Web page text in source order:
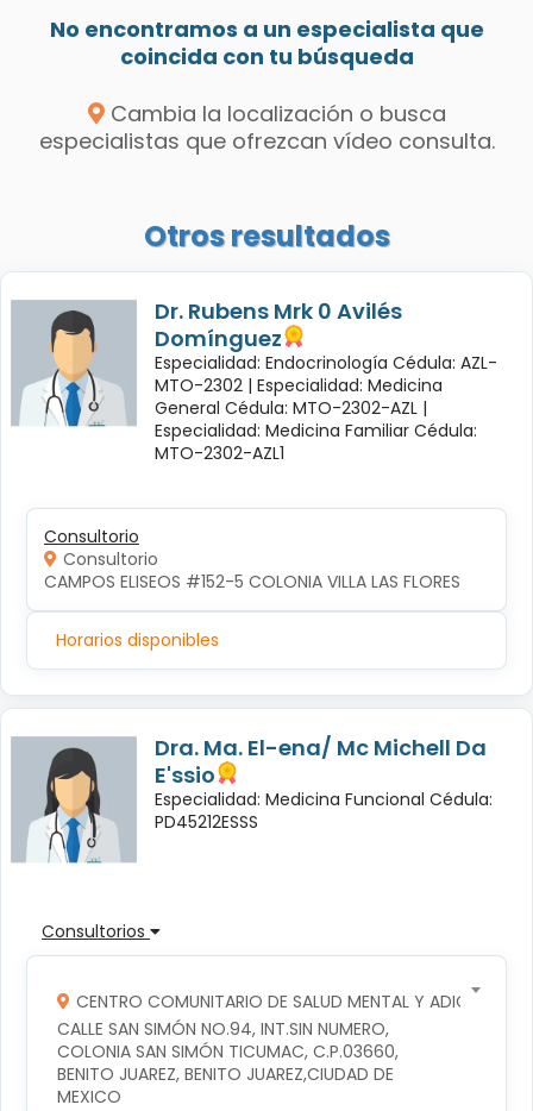
No encontramos a un especialista que
coincida con tu búsqueda
Cambia la localización o busca
especialistas que ofrezcan vídeo consulta.
Otros resultados
Dr. Rubens Mrk 0 Avilés
Domínguez
Especialidad: Endocrinología Cédula: AZL-
MTO-2302 | Especialidad: Medicina
General Cédula: MTO-2302-AZL |
Especialidad: Medicina Familiar Cédula:
MTO-2302-AZL1
Consultorio
Consultorio
CAMPOS ELISEOS #152-5 COLONIA VILLA LAS FLORES
Horarios disponibles
Dra. Ma. El-ena/ Mc Michell Da
E'ssio
Especialidad: Medicina Funcional Cédula:
PD45212ESSS
Consultorios
CENTRO COMUNITARIO DE SALUD MENTAL Y ADICCIONES
CALLE SAN SIMÓN NO.94, INT.SIN NUMERO,
COLONIA SAN SIMÓN TICUMAC, C.P.03660,
BENITO JUAREZ, BENITO JUAREZ,CIUDAD DE
MEXICO